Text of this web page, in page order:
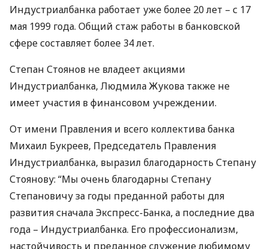
Индустриалбанка работает уже более 20 лет – с 17
мая 1999 года. Общий стаж работы в банковской
сфере составляет более 34 лет.
Степан Стоянов не владеет акциями
Индустриалбанка, Людмила Жукова также не
имеет участия в финансовом учреждении.
От имени Правления и всего коллектива банка
Михаил Букреев, Председатель Правления
Индустриалбанка, выразил благодарность Степану
Стоянову: “Мы очень благодарны Степану
Степановичу за годы преданной работы для
развития сначала Экспресс-Банка, а последние два
года – Индустриалбанка. Его профессионализм,
настойчивость и преданное служение любимому